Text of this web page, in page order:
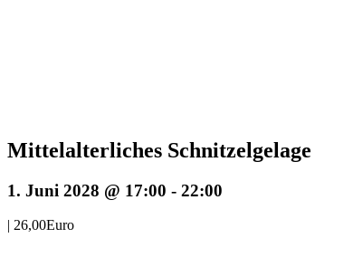
Mittelalterliches Schnitzelgelage
1. Juni 2028 @ 17:00 - 22:00
| 26,00Euro